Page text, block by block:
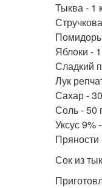
Тыква - 1
Помидоры
Яблоки - 1
Сладкий
Лук
Сахар -
Соль - 50
Уксус 9%
Пряности
Сок из